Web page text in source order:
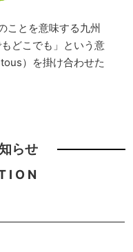
ことを意味する九州
どこでも」という意
）を掛け合わせた
らせ
I O N